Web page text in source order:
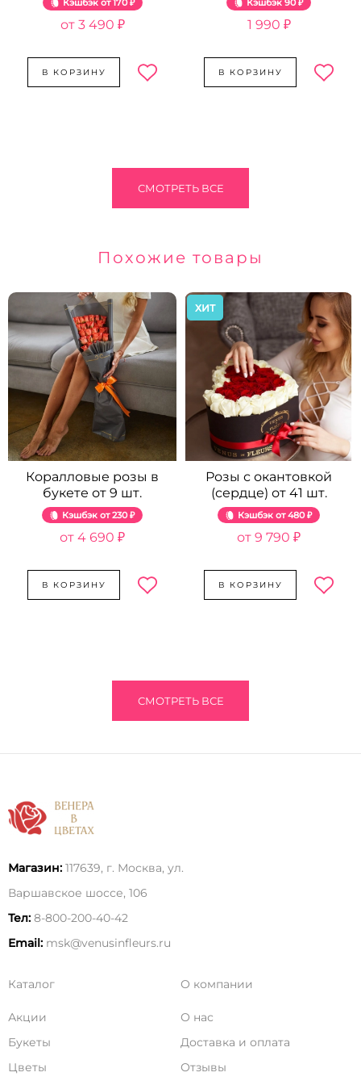
Кэшбэк 170 ₽
3 490 ₽
В КОРЗИНУ
Кэшбэк 90 ₽
1 990 ₽
В КОРЗИНУ
СМОТРЕТЬ ВСЕ
Похожие товары
Коралловые розы в
букете от 9 шт.
Кэшбэк 230 ₽
4 690 ₽
В КОРЗИНУ
ХИТ
Розы с окантовкой
(сердце) от 41 шт.
Кэшбэк 480 ₽
9 790 ₽
В КОРЗИНУ
СМОТРЕТЬ ВСЕ
Магазин: 117639, г. Москва, ул.
Варшавское шоссе, 106
Тел: 8-800-200-40-42
Email: msk@venusinfleurs.ru
Каталог
Акции
Букеты
Цветы
О компании
О нас
Доставка и оплата
Отзывы